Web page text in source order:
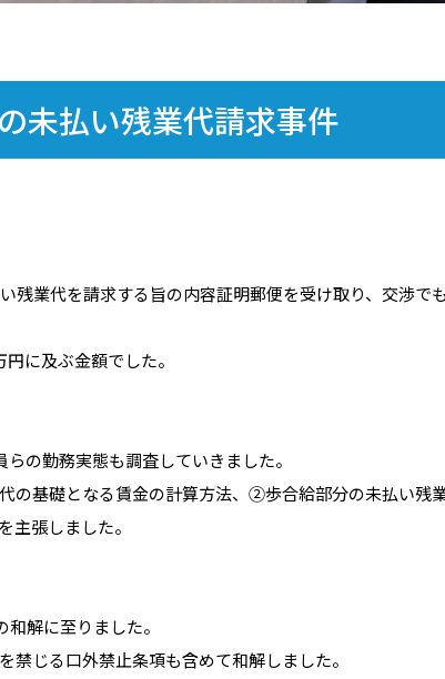
未払い残業代請求事件
業代を請求する旨の内容証明郵便を受け取り、交渉で
に及ぶ金額でした。
の勤務実態も調査していきました。
基礎となる賃金の計算方法、②歩合給部分の未払い残
張しました。
解に至りました。
じる口外禁止条項も含めて和解しました。